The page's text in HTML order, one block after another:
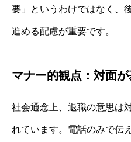
要」というわけではなく、
進める配慮が重要です。
マナー的観点：対面
社会通念上、退職の意思は
れています。電話のみで伝